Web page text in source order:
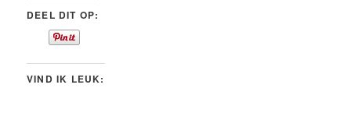
DEEL DIT OP:
VIND IK LEUK: